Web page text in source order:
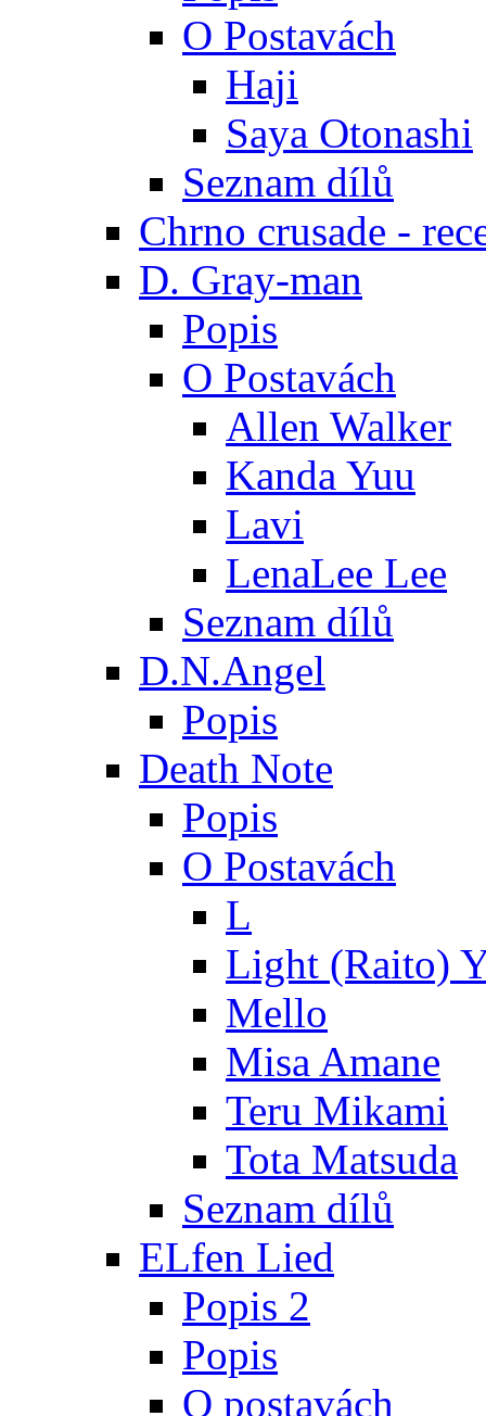
O Postavách
Haji
Saya Otonashi
Seznam dílů
Chrno crusade -
D. Gray-man
Popis
O Postavách
Allen Walker
Kanda Yuu
Lavi
LenaLee Lee
Seznam dílů
D.N.Angel
Popis
Death Note
Popis
O Postavách
L
Light (Raito)
Mello
Misa Amane
Teru Mikami
Tota Matsuda
Seznam dílů
ELfen Lied
Popis 2
Popis
O postavách